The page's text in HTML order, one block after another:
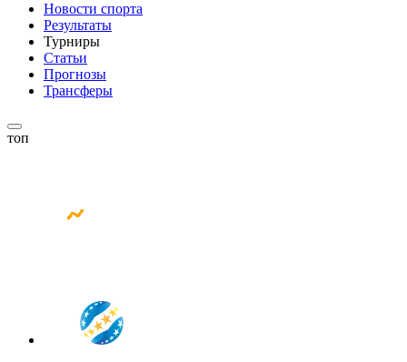
Новости спорта
Результаты
Турниры
Статьи
Прогнозы
Трансферы
топ